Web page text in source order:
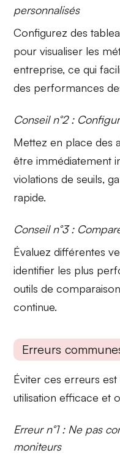
personnalisés
Configurez des
pour visualiser les
entreprise, ce qui
des performances
Conseil n°2 :
Mettez en place des
être immédiatement
violations de seuils,
rapide.
Conseil n°3 :
Évaluez différentes
identifier les plus
outils de
continue.
Erreurs
Éviter ces erreurs
utilisation efficace et
Erreur n°1 : Ne pas
moniteurs